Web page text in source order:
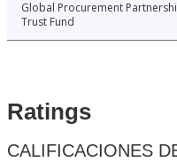
Global Procurement
Trust Fund
Ratings
CALIFICACIONES